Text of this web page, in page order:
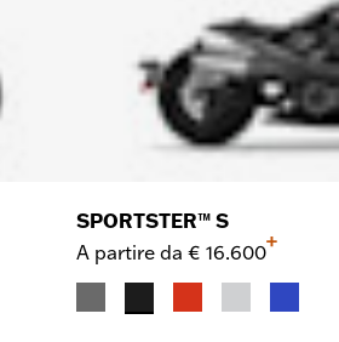
SPORTSTER™ S
A partire da € 16.600
+